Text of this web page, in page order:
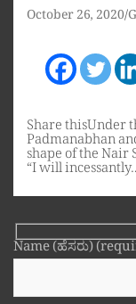
October 26, 2020
Share thisUnder
Padmanabhan
shape of the Nair
“I will
Name (ಹೆಸರು)